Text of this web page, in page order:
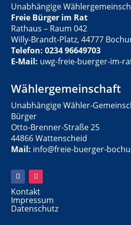
Unabhängige
Freie Bürger im Rat
Rathaus – Raum 042
Willy-Brandt-Platz, 44777
Telefon: 0234 96649703
E-Mail: uwg-freie-buerger-im-
Wählergemeinschaft
Unabhängige Wähler-
Bürger
Otto-Brenner-Straße 25
44866 Wattenscheid
Mail: info@freie-buerger-
Kontakt
Impressum
Datenschutz